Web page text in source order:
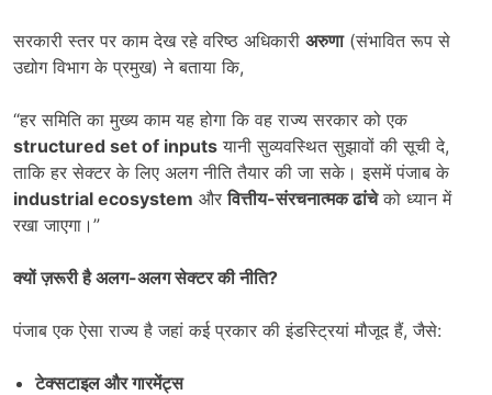
सरकारी स्तर पर काम देख रहे वरिष्ठ अधिकारी अरुणा(संभावित रूप से
उद्योग विभाग के प्रमुख) ने बताया कि,
“हर समिति का मुख्य काम यह होगा कि वह राज्य सरकार को एक
structured set of inputs यानी सुव्यवस्थित सुझावों की सूची दे,
ताकि हर सेक्टर के लिए अलग नीति तैयार की जा सके। इसमें पंजाब के
industrial ecosystem औरवित्तीय-संरचनात्मक ढांचेको ध्यान में
रखा जाएगा।”
क्यों ज़रूरी है अलग-अलग सेक्टर की नीति?
पंजाब एक ऐसा राज्य है जहां कई प्रकार की इंडस्ट्रियां मौजूद हैं, जैसे:
टेक्सटाइल और गारमेंट्स